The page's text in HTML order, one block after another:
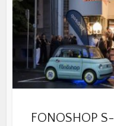
FONOSHOP